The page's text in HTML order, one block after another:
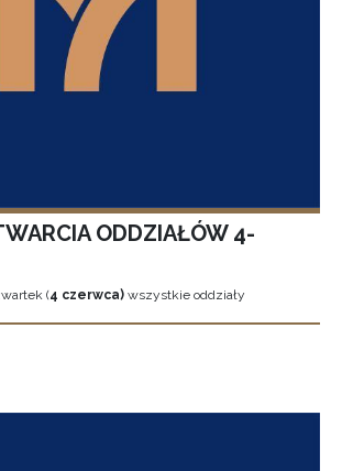
ODDZIAŁÓW 4-
(4 czerwca) wszystkie oddziały